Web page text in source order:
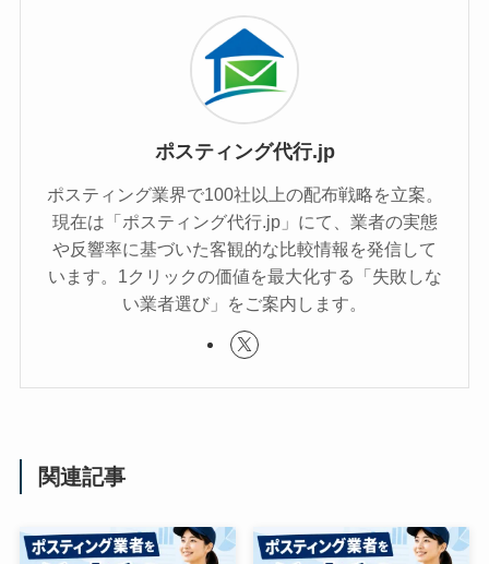
ポスティング代行.jp
ポスティング業界で100社以上の配布戦略を立案。
現在は「ポスティング代行.jp」にて、業者の実態
や反響率に基づいた客観的な比較情報を発信して
います。1クリックの価値を最大化する「失敗しな
い業者選び」をご案内します。
関連記事